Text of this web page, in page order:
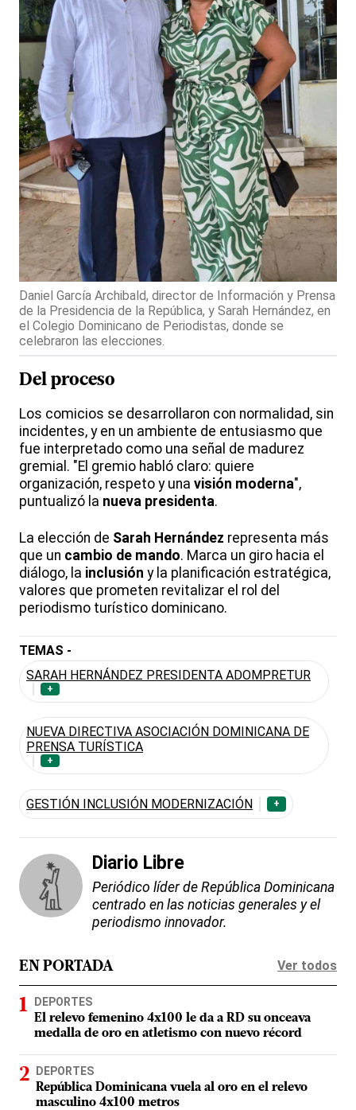
Daniel García Archibald, director de Información y Prensa
de la Presidencia de la República, y Sarah Hernández, en
el Colegio Dominicano de Periodistas, donde se
celebraron las elecciones.
Del proceso
Los comicios se desarrollaron con normalidad, sin
incidentes, y en un ambiente de entusiasmo que
fue interpretado como una señal de madurez
gremial. "El gremio habló claro: quiere
organización, respeto y una visión moderna",
puntualizó la nueva presidenta.
La elección de Sarah Hernández representa más
que un cambio de mando. Marca un giro hacia el
diálogo, la inclusión y la planificación estratégica,
valores que prometen revitalizar el rol del
periodismo turístico dominicano.
TEMAS -
SARAH HERNÁNDEZ PRESIDENTA ADOMPRETUR
+
NUEVA DIRECTIVA ASOCIACIÓN DOMINICANA DE
PRENSA TURÍSTICA
+
GESTIÓN INCLUSIÓN MODERNIZACIÓN +
Diario Libre
Periódico líder de República Dominicana
centrado en las noticias generales y el
periodismo innovador.
EN PORTADA Ver todos
DEPORTES
El relevo femenino 4x100 le da a RD su onceava
medalla de oro en atletismo con nuevo récord
DEPORTES
República Dominicana vuela al oro en el relevo
masculino 4x100 metros